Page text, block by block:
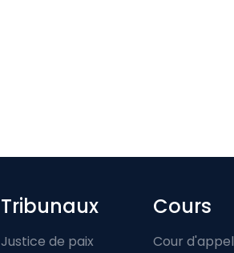
Footer-menu
Tribunaux
Justice de paix
Cours
Cour d'appel